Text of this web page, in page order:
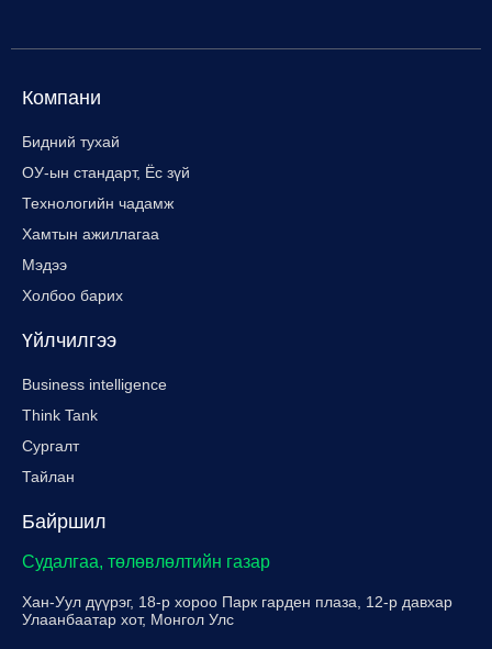
Компани
Бидний тухай
ОУ-ын стандарт, Ёс зүй
Технологийн чадамж
Хамтын ажиллагаа
Мэдээ
Холбоо барих
Үйлчилгээ
Business intelligence
Think Tank
Сургалт
Тайлан
Байршил
Судалгаа, төлөвлөлтийн газар
Хан-Уул дүүрэг, 18-р хороо Парк гарден плаза, 12-р давхар
Улаанбаатар хот, Монгол Улс